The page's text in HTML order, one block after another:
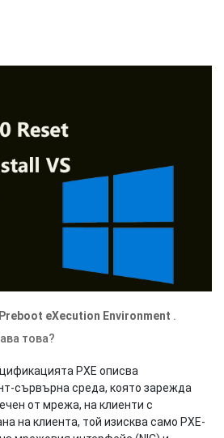
Preboot eXecution Environment .
това?
PXE описва
сървърна среда, която зарежда
от мрежа, на клиенти с
на клиента, той изисква само PXE-